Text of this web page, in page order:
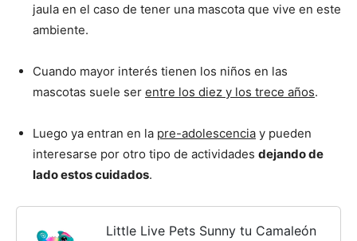
jaula en el caso de tener una mascota que vive en este
ambiente.
Cuando mayor interés tienen los niños en las
mascotas suele ser entre los diez y los trece años.
Luego ya entran en la pre-adolescencia y pueden
interesarse por otro tipo de actividades dejando de
lado estos cuidados.
Little Live Pets Sunny tu Camaleón